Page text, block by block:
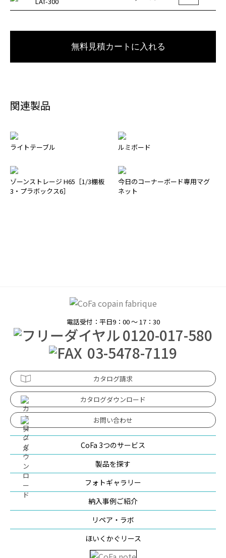
無料見積カートに入れる
関連製品
ライトテーブル ルミボード
ゾーンストレージ H65［1/3棚板
3・プラボックス6］
今日のコーナーボード専用マグ
ネット
電話受付：平日9：00 〜 17：30
0120-017-580
03-5478-7119
カタログ請求
カタログダウンロード
お問い合わせ
CoFa 3つのサービス
製品を探す
フォトギャラリー
納入事例ご紹介
リペア・ラボ
ほいくかぐリース